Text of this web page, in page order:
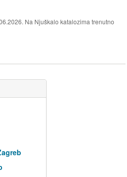
Na Njuškalo katalozima trenutno